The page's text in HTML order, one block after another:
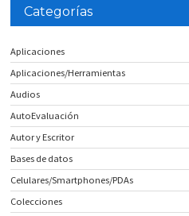
Categorías
Aplicaciones
Aplicaciones/Herramientas
Audios
AutoEvaluación
Autor y Escritor
Bases de datos
Celulares/Smartphones/PDAs
Colecciones